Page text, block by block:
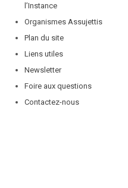
l’Instance
Organismes Assujettis
Plan du site
Liens utiles
Newsletter
Foire aux questions
Contactez-nous